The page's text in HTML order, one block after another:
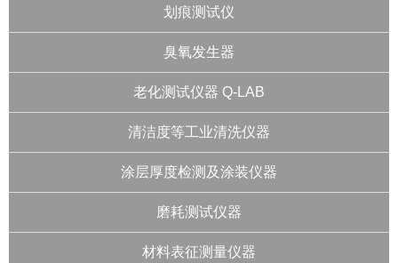
划痕测试仪
臭氧发生器
老化测试仪器 Q-LAB
清洁度等工业清洗仪器
涂层厚度检测及涂装仪器
磨耗测试仪器
材料表征测量仪器